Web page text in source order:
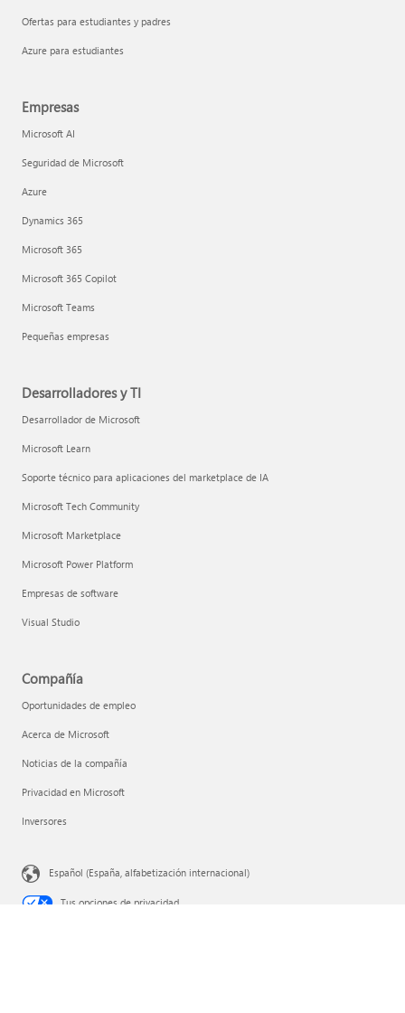
Ofertas para estudiantes y padres
Azure para estudiantes
Empresas
Microsoft AI
Seguridad de Microsoft
Azure
Dynamics 365
Microsoft 365
Microsoft 365 Copilot
Microsoft Teams
Pequeñas empresas
Desarrolladores y TI
Desarrollador de Microsoft
Microsoft Learn
Soporte técnico para aplicaciones del marketplace de IA
Microsoft Tech Community
Microsoft Marketplace
Microsoft Power Platform
Empresas de software
Visual Studio
Compañía
Oportunidades de empleo
Acerca de Microsoft
Noticias de la compañía
Privacidad en Microsoft
Inversores
Español (España, alfabetización internacional)
Tus opciones de privacidad